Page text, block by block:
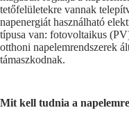
tetőfelületekre vannak
napenergiát használható
típusa van: fotovoltaikus
otthoni napelemrendszerek
támaszkodnak.
Mit kell tudnia a